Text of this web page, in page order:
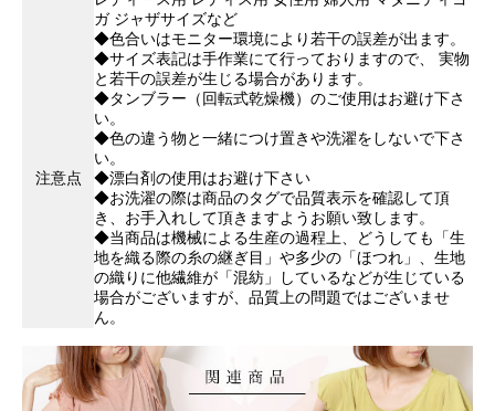
ガ ジャザサイズなど
注意点
◆色合いはモニター環境により若干の誤差が出ます。
◆サイズ表記は手作業にて行っておりますので、 実物
と若干の誤差が生じる場合があります。
◆タンブラー（回転式乾燥機）のご使用はお避け下さ
い。
◆色の違う物と一緒につけ置きや洗濯をしないで下さ
い。
◆漂白剤の使用はお避け下さい
◆お洗濯の際は商品のタグで品質表示を確認して頂
き、お手入れして頂きますようお願い致します。
◆当商品は機械による生産の過程上、どうしても「生
地を織る際の糸の継ぎ目」や多少の「ほつれ」、生地
の織りに他繊維が「混紡」しているなどが生じている
場合がございますが、品質上の問題ではございませ
ん。